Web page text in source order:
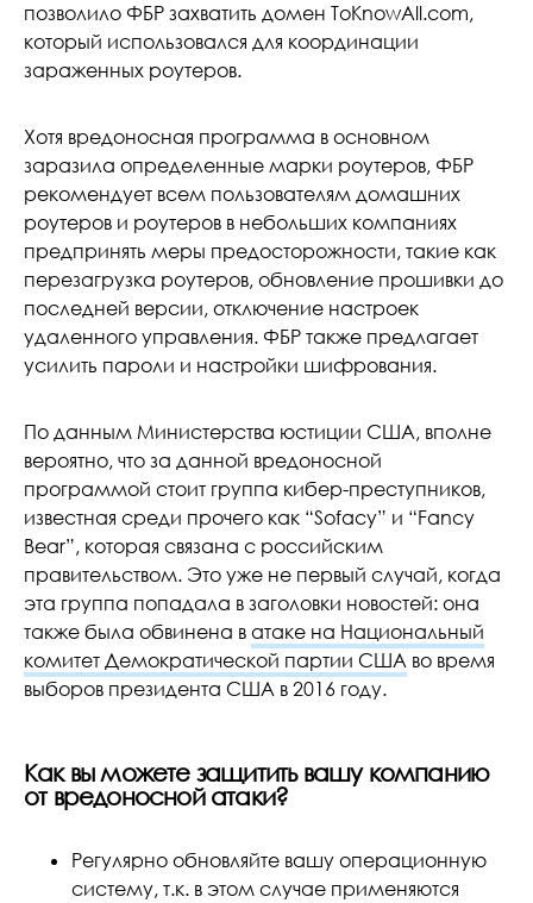
позволило ФБР захватить домен ToKnowAll.com,
который использовался для координации
зараженных роутеров.
Хотя вредоносная программа в основном
заразила определенные марки роутеров, ФБР
рекомендует всем пользователям домашних
роутеров и роутеров в небольших компаниях
предпринять меры предосторожности, такие как
перезагрузка роутеров, обновление прошивки до
последней версии, отключение настроек
удаленного управления. ФБР также предлагает
усилить пароли и настройки шифрования.
По данным Министерства юстиции США, вполне
вероятно, что за данной вредоносной
программой стоит группа кибер-преступников,
известная среди прочего как “Sofacy” и “Fancy
Bear”, которая связана с российским
правительством. Это уже не первый случай, когда
эта группа попадала в заголовки новостей: она
также была обвинена в атаке на Национальный
комитет Демократической партии США во время
выборов президента США в 2016 году.
Как вы можете защитить вашу компанию
от вредоносной атаки?
Регулярно обновляйте вашу операционную
систему, т.к. в этом случае применяются